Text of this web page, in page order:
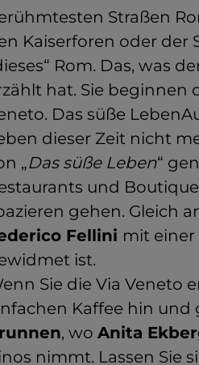
Straßen
Kaiserforen oder der
Rom. Das, was
hat. Sie beginnen
Das süße
dieser Zeit nicht
„Das süße Leben“
und
gehen. Gleich
Fellini mit einer
ist.
Sie die Via Veneto
Kaffee hin
, wo Anita
nimmt. Lassen Sie